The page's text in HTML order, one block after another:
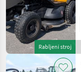
Rabljeni stroj